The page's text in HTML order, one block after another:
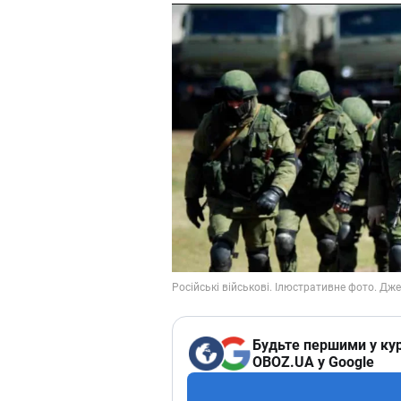
Будьте першими у
OBOZ.UA у Google